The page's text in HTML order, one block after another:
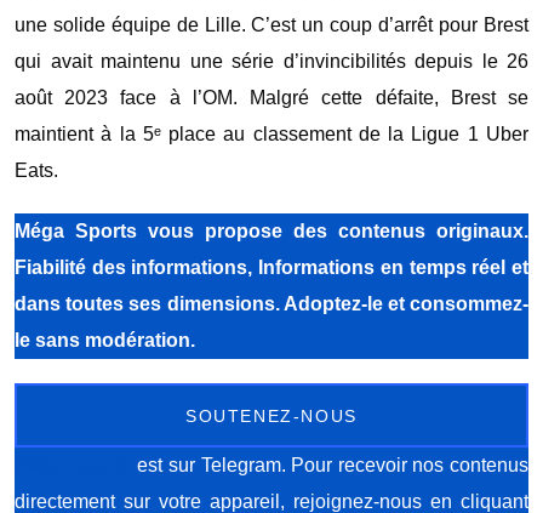
une solide équipe de Lille. C’est un coup d’arrêt pour Brest
qui avait maintenu une série d’invincibilités depuis le 26
août 2023 face à l’OM. Malgré cette défaite, Brest se
maintient à la 5ᵉ place au classement de la Ligue 1 Uber
Eats.
Méga Sports vous propose des contenus originaux.
Fiabilité des informations, Informations en temps réel et
dans toutes ses dimensions. Adoptez-le et consommez-
le sans modération.
SOUTENEZ-NOUS
est sur Telegram. Pour recevoir nos contenus
directement sur votre appareil, rejoignez-nous en cliquant